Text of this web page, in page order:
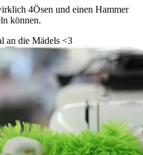
4Ösen und einen Hammer
können.
an die Mädels <3